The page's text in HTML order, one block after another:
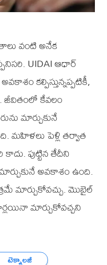
వంటి అనేక
UIDAI ఆధార్
కల్పిస్తున్నప్పటికీ,
జీవితంలో కేవలం
మార్చుకునే
మహిళలు పెళ్లి తర్వాత
పుట్టిన తేదీని
అవకాశం ఉంది.
మార్చుకోవచ్చు. మొబైల్
మార్చుకోవచ్చని
టెక్నాలజీ